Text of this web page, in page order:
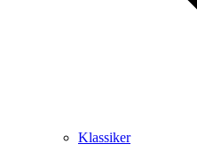
Klassiker